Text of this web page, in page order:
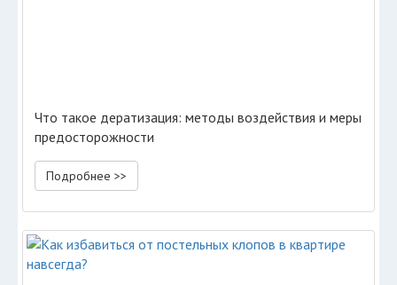
Что такое дератизация: методы воздействия и меры
предосторожности
Подробнее >>